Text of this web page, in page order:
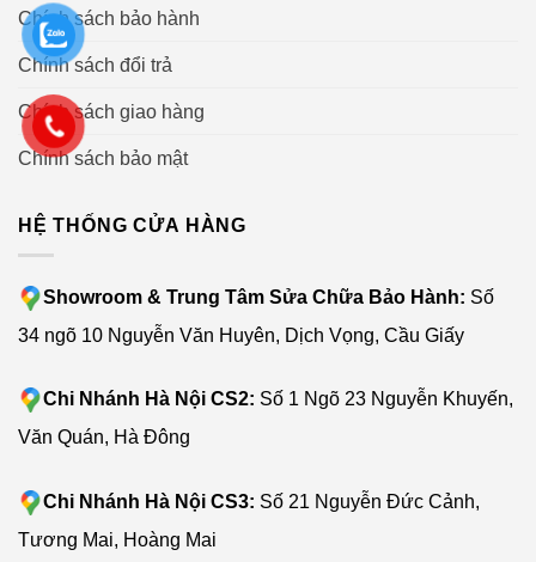
Chính sách bảo hành
Chính sách đổi trả
Chính sách giao hàng
Chính sách bảo mật
HỆ THỐNG CỬA HÀNG
Showroom & Trung Tâm Sửa Chữa Bảo Hành: Số
34 ngõ 10 Nguyễn Văn Huyên, Dịch Vọng, Cầu Giấy
Chi Nhánh Hà Nội CS2: Số 1 Ngõ 23 Nguyễn Khuyến,
Văn Quán, Hà Đông
Chi Nhánh Hà Nội CS3: Số 21 Nguyễn Đức Cảnh,
Tương Mai, Hoàng Mai